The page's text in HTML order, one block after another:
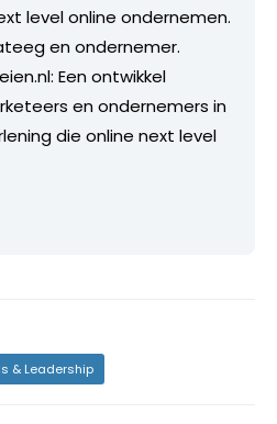
level online ondernemen.
en ondernemer.
Een ontwikkel
en ondernemers in
die online next level
& Leadership